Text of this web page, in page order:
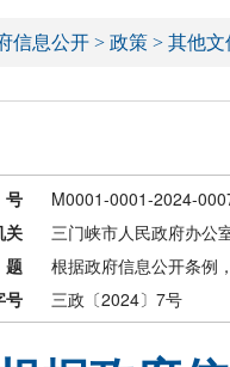
信息公开 > 政策 > 其他文
M0001-0001-2024-
关
三门峡市人民政府办公
根据政府信息公开条例
号
三政〔2024〕7号